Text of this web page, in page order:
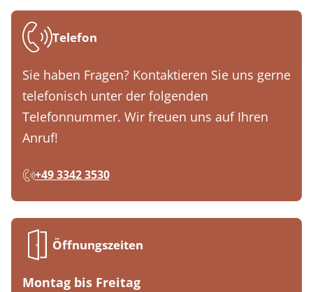
Telefon
Sie haben Fragen? Kontaktieren Sie uns gerne
telefonisch unter der folgenden
Telefonnummer. Wir freuen uns auf Ihren
Anruf!
+49 3342 3530
Öffnungszeiten
Montag bis Freitag